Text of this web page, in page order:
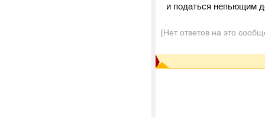
и податься непьющим
[Нет ответов на это